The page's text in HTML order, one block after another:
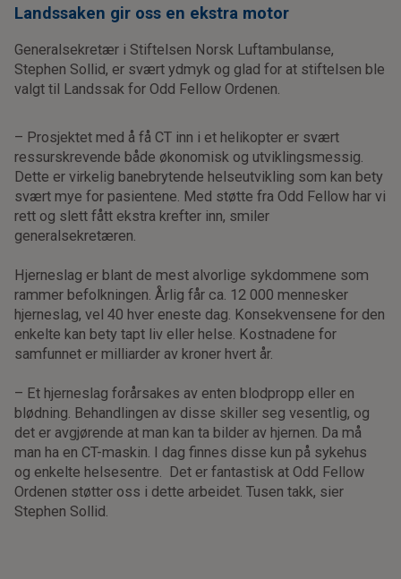
Landssaken gir oss en ekstra motor
Generalsekretær i Stiftelsen Norsk Luftambulanse,
Stephen Sollid, er svært ydmyk og glad for at stiftelsen ble
valgt til Landssak for Odd Fellow Ordenen.
– Prosjektet med å få CT inn i et helikopter er svært
ressurskrevende både økonomisk og utviklingsmessig.
Dette er virkelig banebrytende helseutvikling som kan bety
svært mye for pasientene. Med støtte fra Odd Fellow har vi
rett og slett fått ekstra krefter inn, smiler
generalsekretæren.
Hjerneslag er blant de mest alvorlige sykdommene som
rammer befolkningen. Årlig får ca. 12 000 mennesker
hjerneslag, vel 40 hver eneste dag. Konsekvensene for den
enkelte kan bety tapt liv eller helse. Kostnadene for
samfunnet er milliarder av kroner hvert år.
– Et hjerneslag forårsakes av enten blodpropp eller en
blødning. Behandlingen av disse skiller seg vesentlig, og
det er avgjørende at man kan ta bilder av hjernen. Da må
man ha en CT-maskin. I dag finnes disse kun på sykehus
og enkelte helsesentre. Det er fantastisk at Odd Fellow
Ordenen støtter oss i dette arbeidet. Tusen takk, sier
Stephen Sollid.